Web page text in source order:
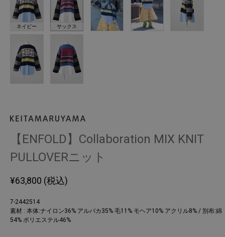
ネイビー サックス
【ENFOLD】Collaboration MIX KNIT
PULLOVERニット
¥63,800 (税込)
7-2442514
素材 : 本体:ナイロン36% アルパカ35% 毛11% モヘア10% アクリル8% / 別布:綿
54% ポリエステル46%